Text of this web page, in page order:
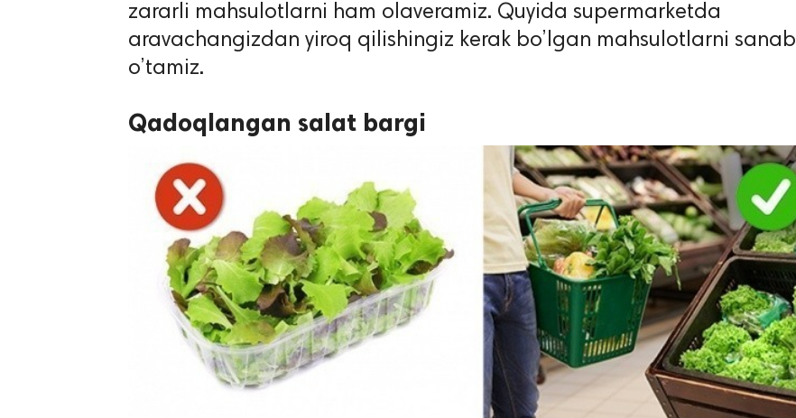
zararli mahsulotlarni ham olaveramiz. Quyida supermarketda
aravachangizdan yiroq qilishingiz kerak bo’lgan mahsulotlarni sanab
o’tamiz.
Qadoqlangan salat bargi